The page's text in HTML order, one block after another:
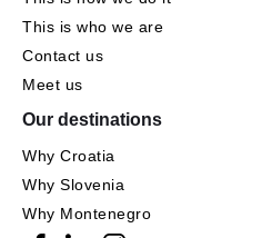
This is who we are
Contact us
Meet us
Our destinations
Why Croatia
Why Slovenia
Why Montenegro